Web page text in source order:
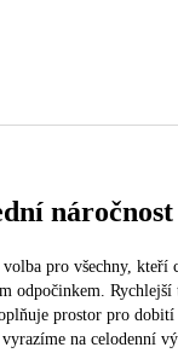
náročnost
pro všechny, kteří
odpočinkem. Rychlejší
prostor pro dobití
na celodenní